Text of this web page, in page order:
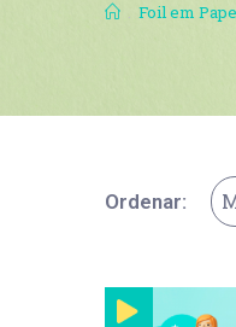
. Foil em
Ordenar: